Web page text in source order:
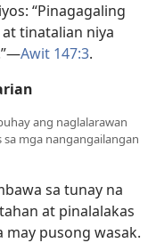
“Pinagagaling
tinatalian niya
Awit 147:3.
ang naglalarawan
mga nangangailangan
sa tunay na
at pinalalakas
may pusong wasak.